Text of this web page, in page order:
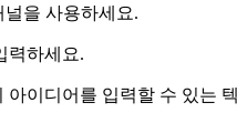
널을 사용하세요.
력하세요.
이디어를 입력할 수 있는